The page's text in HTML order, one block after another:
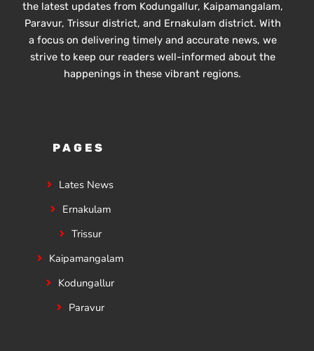
the latest updates from Kodungallur, Kaipamangalam,
Paravur, Trissur district, and Ernakulam district. With
a focus on delivering timely and accurate news, we
strive to keep our readers well-informed about the
happenings in these vibrant regions.
PAGES
Lates News
Ernakulam
Trissur
Kaipamangalam
Kodungallur
Paravur